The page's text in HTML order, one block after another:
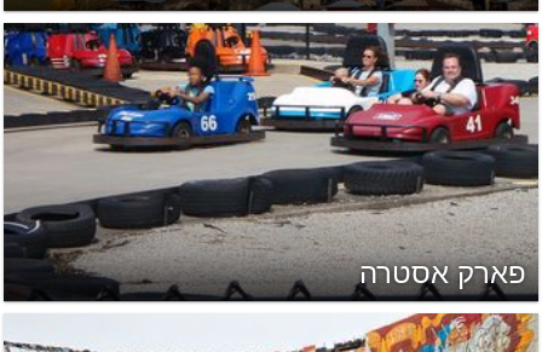
פארק אסטרה